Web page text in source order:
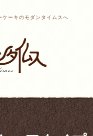
ーキのモダンタイムスへ